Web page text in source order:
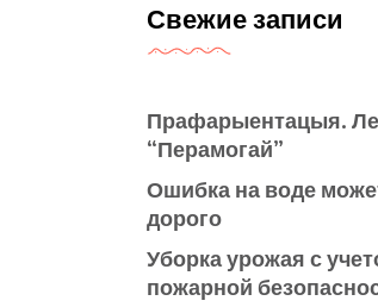
Свежие записи
Прафарыентацыя.
“Перамогай”
Ошибка на воде
дорого
Уборка урожая с
пожарной